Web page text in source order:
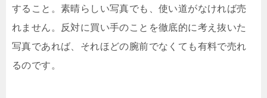
すること。素晴らしい写真でも、使い道がなければ売
れません。反対に買い手のことを徹底的に考え抜いた
写真であれば、それほどの腕前でなくても有料で売れ
るのです。